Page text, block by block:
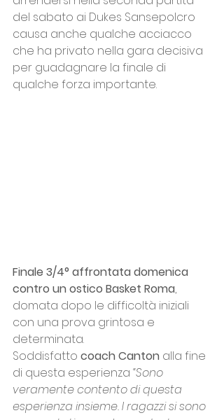
del sabato ai Dukes Sansepolcro
causa anche qualche acciacco
che ha privato nella gara decisiva
per guadagnare la finale di
qualche forza importante.
Finale 3/4° affrontata domenica
contro un ostico Basket Roma,
domata dopo le difficoltà iniziali
con una prova grintosa e
determinata.
Soddisfatto coach Canton alla fine
di questa esperienza “Sono
veramente contento di questa
esperienza insieme. I ragazzi si sono